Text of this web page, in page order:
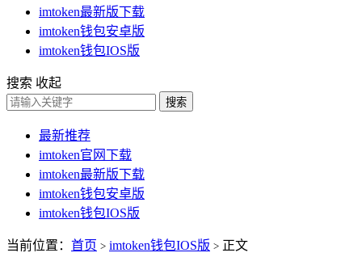
imtoken最新版下载
imtoken钱包安卓版
imtoken钱包IOS版
搜索 收起
搜索
最新推荐
imtoken官网下载
imtoken最新版下载
imtoken钱包安卓版
imtoken钱包IOS版
当前位置： 首页 > imtoken钱包IOS版 > 正文